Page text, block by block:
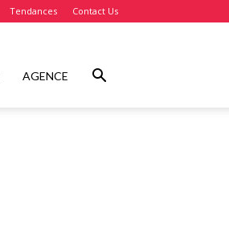
Tendances Contact Us
AGENCE